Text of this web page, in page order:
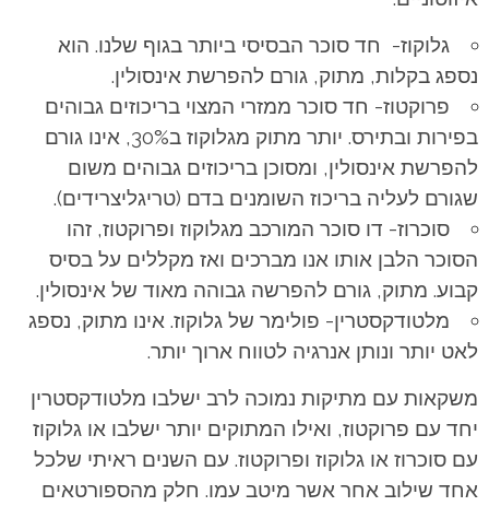
גלוקוז- חד סוכר הבסיסי ביותר בגוף שלנו. הוא
נספג בקלות, מתוק, גורם להפרשת אינסולין.
פרוקטוז- חד סוכר ממזרי המצוי בריכוזים גבוהים
בפירות ובתירס. יותר מתוק מגלוקוז ב30%, אינו גורם
להפרשת אינסולין, ומסוכן בריכוזים גבוהים משום
שגורם לעליה בריכוז השומנים בדם (טריגליצרידים).
סוכרוז- דו סוכר המורכב מגלוקוז ופרוקטוז, זהו
הסוכר הלבן אותו אנו מברכים ואז מקללים על בסיס
קבוע. מתוק, גורם להפרשה גבוהה מאוד של אינסולין.
מלטודקסטרין- פולימר של גלוקוז. אינו מתוק, נספג
לאט יותר ונותן אנרגיה לטווח ארוך יותר.
משקאות עם מתיקות נמוכה לרב ישלבו מלטודקסטרין
יחד עם פרוקטוז, ואילו המתוקים יותר ישלבו או גלוקוז
עם סוכרוז או גלוקוז ופרוקטוז. עם השנים ראיתי שלכל
אחד שילוב אחר אשר מיטב עמו. חלק מהספורטאים